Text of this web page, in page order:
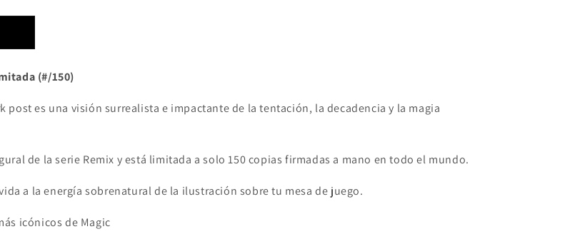
(#/150)
post es una visión surrealista e impactante de la tentación, la decadencia y la magia
de la serie Remix y está limitada a solo 150 copias firmadas a mano en todo el mundo.
a la energía sobrenatural de la ilustración sobre tu mesa de juego.
icónicos de Magic